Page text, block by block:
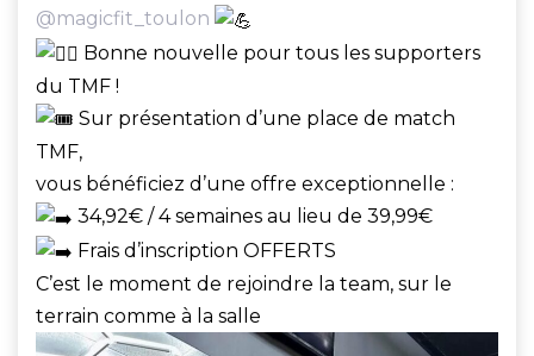
@magicfit_toulon
Bonne nouvelle pour tous les supporters
du TMF !
Sur présentation d’une place de match
TMF,
vous bénéficiez d’une offre exceptionnelle :
34,92€ / 4 semaines au lieu de 39,99€
Frais d’inscription OFFERTS
C’est le moment de rejoindre la team, sur le
terrain comme à la salle